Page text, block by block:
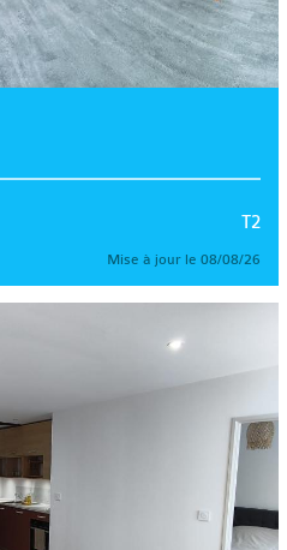
T2
Mise à jour le 08/08/26